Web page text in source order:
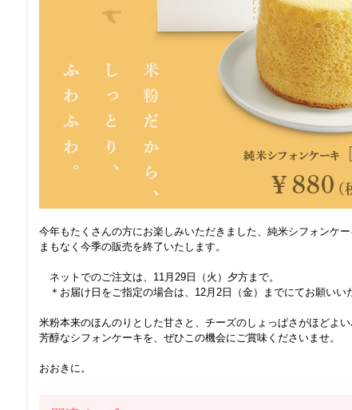
今年もたくさんの方にお楽しみいただきました、純米シフォンケー
まもなく今季の販売を終了いたします。
ネットでのご注文は、11月29日（火）夕方まで。
＊お届け日をご指定の場合は、12月2日（金）までにてお願いい
米粉本来のほんのりとした甘さと、チーズのしょっぱさがほどよ
芳醇なシフォンケーキを、ぜひこの機会にご賞味くださいませ。
おおきに。